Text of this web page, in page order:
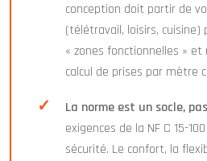
conception doit partir de
(télétravail, loisirs, cuisine)
« zones fonctionnelles »
calcul de prises par mètre
La norme est un socle,
exigences de la NF C 15-
sécurité. Le confort, la